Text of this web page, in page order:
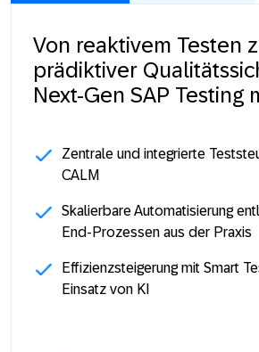
Von reaktivem Testen
prädiktiver
Next-Gen SAP Testing
Zentrale und integrierte
CALM
Skalierbare Automatisierung
End-Prozessen aus der Praxis
Effizienzsteigerung mit Smart
Einsatz von KI